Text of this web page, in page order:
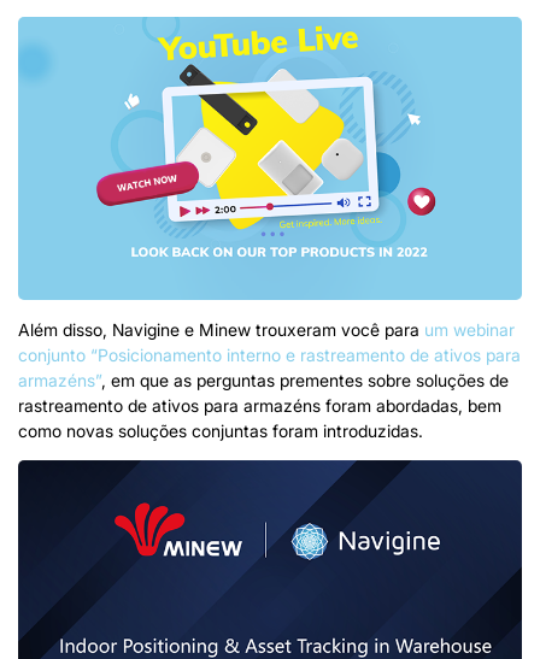
Além disso, Navigine e Minew trouxeram você para um webinar
conjunto “Posicionamento interno e rastreamento de ativos para
armazéns”, em que as perguntas prementes sobre soluções de
rastreamento de ativos para armazéns foram abordadas, bem
como novas soluções conjuntas foram introduzidas.